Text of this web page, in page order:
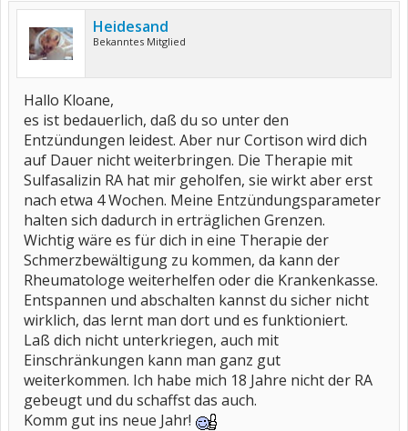
Heidesand
Bekanntes Mitglied
Hallo Kloane,
es ist bedauerlich, daß du so unter den
Entzündungen leidest. Aber nur Cortison wird dich
auf Dauer nicht weiterbringen. Die Therapie mit
Sulfasalizin RA hat mir geholfen, sie wirkt aber erst
nach etwa 4 Wochen. Meine Entzündungsparameter
halten sich dadurch in erträglichen Grenzen.
Wichtig wäre es für dich in eine Therapie der
Schmerzbewältigung zu kommen, da kann der
Rheumatologe weiterhelfen oder die Krankenkasse.
Entspannen und abschalten kannst du sicher nicht
wirklich, das lernt man dort und es funktioniert.
Laß dich nicht unterkriegen, auch mit
Einschränkungen kann man ganz gut
weiterkommen. Ich habe mich 18 Jahre nicht der RA
gebeugt und du schaffst das auch.
Komm gut ins neue Jahr!